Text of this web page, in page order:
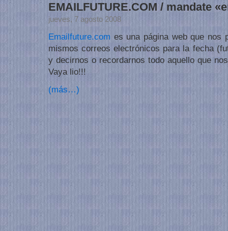
EMAILFUTURE.COM / mandate
jueves, 7 agosto 2008
Emailfuture.com es una página web que nos
mismos correos electrónicos para la fecha
y decirnos o recordarnos todo aquello que
Vaya lio!!!
(más…)